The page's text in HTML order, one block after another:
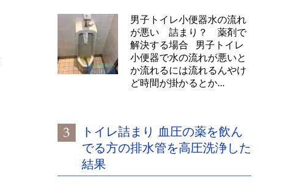
男子トイレ小便器水の流れ
が悪い 詰まり？ 薬剤で
解決する場合 男子トイレ
小便器で水の流れが悪いと
か流れるには流れるんやけ
ど時間が掛かるとか...
トイレ詰まり 血圧の薬を飲ん
でる方の排水管を高圧洗浄した
結果